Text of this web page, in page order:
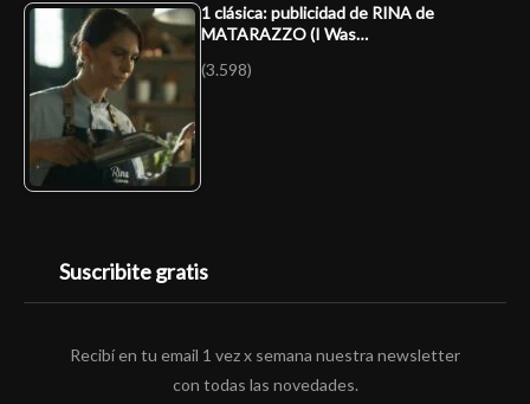
1 clásica: publicidad de RINA de
MATARAZZO (I Was…
(3.598)
Suscribite gratis
Recibí en tu email 1 vez x semana nuestra newsletter
con todas las novedades.